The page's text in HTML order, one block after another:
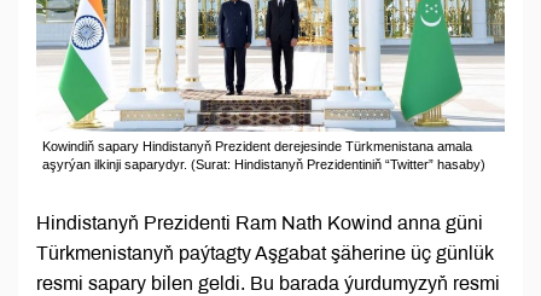
Kowindiň sapary Hindistanyň Prezident derejesinde Türkmenistana amala
aşyrýan ilkinji saparydyr. (Surat: Hindistanyň Prezidentiniň “Twitter” hasaby)
Hindistanyň Prezidenti Ram Nath Kowind anna güni
Türkmenistanyň paýtagty Aşgabat şäherine üç günlük
resmi sapary bilen geldi. Bu barada ýurdumyzyň resmi